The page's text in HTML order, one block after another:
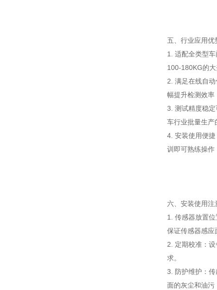
五、行业应用优
1. 适配全类型
100-180KG的
2. 满足在线自
幅提升检测效率
3. 测试精度稳
车行业批量生产
4. 安装使用便
训即可熟练操作
六、安装使用注
1. 传感器放置
保证传感器感应
2. 定期校准：
求。
3. 防护维护：
面的灰尘和油污